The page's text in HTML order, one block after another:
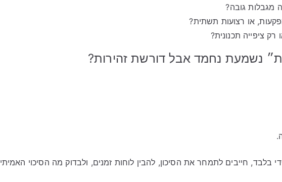
מגבלות גובה?
או רצועות תשתית?
רק ציפייה תכנונית?
נשמעת נחמד אבל דורשת זהירות?
בלבד, חייבים לתמחר את הסיכון, להבין לוחות זמנים, ולבדוק מה הסיכוי האמיתי